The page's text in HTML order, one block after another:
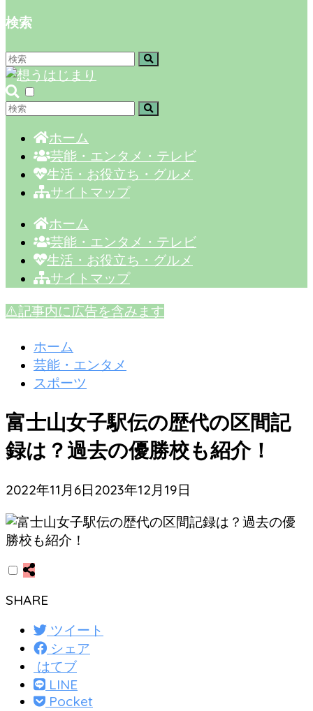
検索
ホーム
芸能・エンタメ・テレビ
生活・お役立ち・グルメ
サイトマップ
ホーム
芸能・エンタメ・テレビ
生活・お役立ち・グルメ
サイトマップ
⚠️記事内に広告を含みます
ホーム
芸能・エンタメ
スポーツ
富士山女子駅伝の歴代の区間記
録は？過去の優勝校も紹介！
2022年11月6日2023年12月19日
SHARE
ツイート
シェア
はてブ
LINE
Pocket